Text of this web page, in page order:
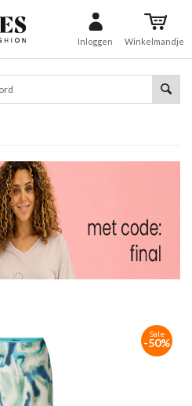
Inloggen Winkelmandje
Sale
-50%